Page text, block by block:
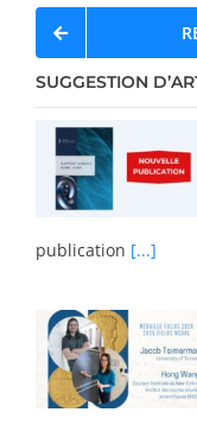
SUGGESTION
publication [...]